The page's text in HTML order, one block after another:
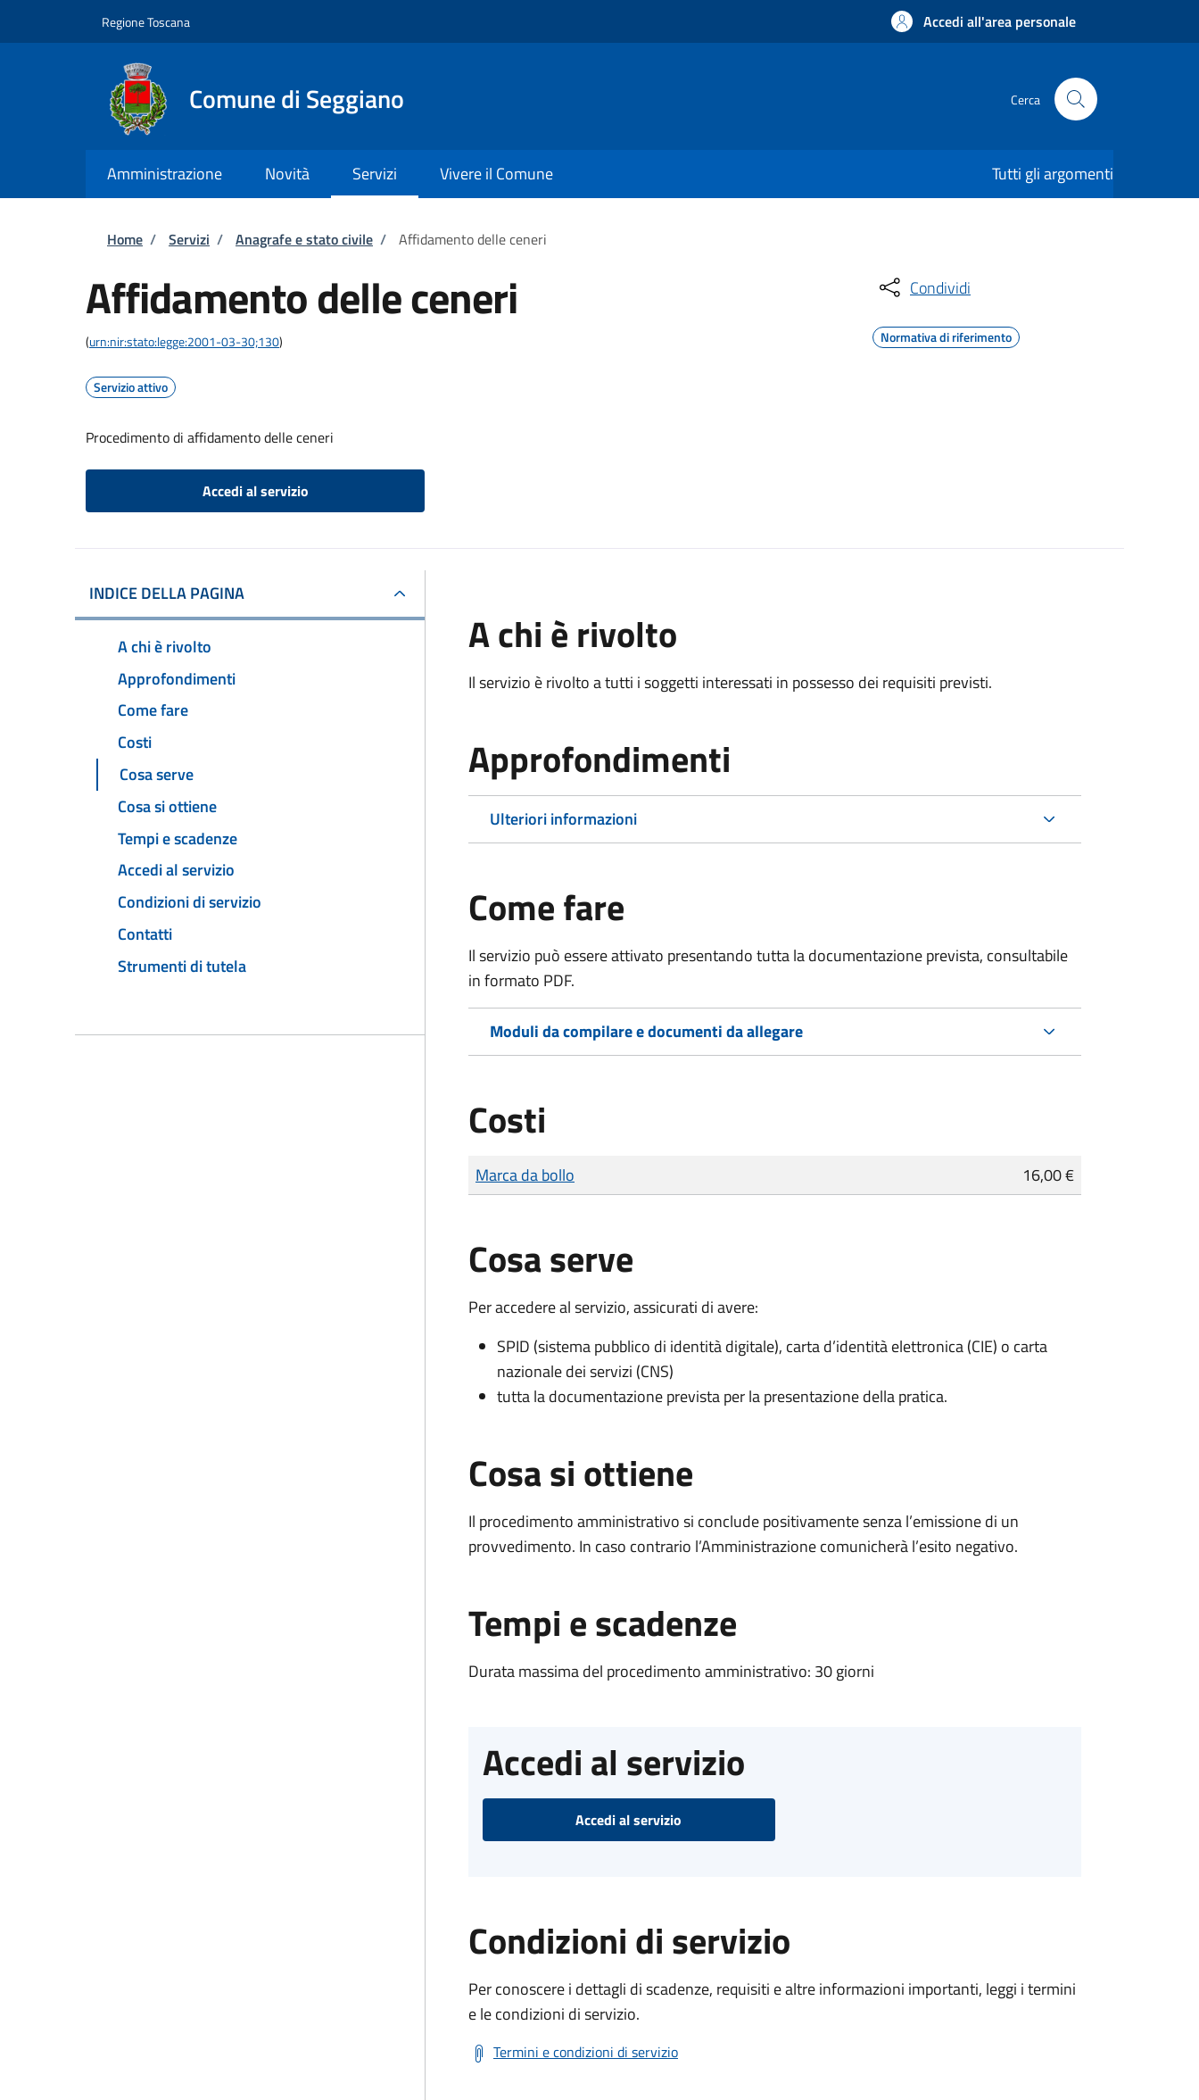
Regione Toscana Accedi all'area personale
Comune di Seggiano Cerca
Amministrazione Novità Servizi Vivere il Comune Tutti gli argomenti
Briciole di pane
Home / Servizi / Anagrafe e stato civile / Affidamento delle ceneri
Affidamento delle ceneri
(urn:nir:stato:legge:2001-03-30;130)
Servizio attivo
Procedimento di affidamento delle ceneri
Accedi al servizio
Condividi
Normativa di riferimento
INDICE DELLA PAGINA
A chi è rivolto
Approfondimenti
Come fare
Costi
Cosa serve
Cosa si ottiene
Tempi e scadenze
Accedi al servizio
Condizioni di servizio
Contatti
Strumenti di tutela
A chi è rivolto
Il servizio è rivolto a tutti i soggetti interessati in possesso dei requisiti previsti.
Approfondimenti
Ulteriori informazioni
Come fare
Il servizio può essere attivato presentando tutta la documentazione prevista, consultabile
in formato PDF.
Moduli da compilare e documenti da allegare
Costi
Tipo di pagamento
Importo
Marca da bollo 16,00 €
Cosa serve
Per accedere al servizio, assicurati di avere:
SPID (sistema pubblico di identità digitale), carta d’identità elettronica (CIE) o carta
nazionale dei servizi (CNS)
tutta la documentazione prevista per la presentazione della pratica.
Cosa si ottiene
Il procedimento amministrativo si conclude positivamente senza l’emissione di un
provvedimento. In caso contrario l’Amministrazione comunicherà l’esito negativo.
Tempi e scadenze
Durata massima del procedimento amministrativo: 30 giorni
Accedi al servizio
Accedi al servizio
Condizioni di servizio
Per conoscere i dettagli di scadenze, requisiti e altre informazioni importanti, leggi i termini
e le condizioni di servizio.
Termini e condizioni di servizio